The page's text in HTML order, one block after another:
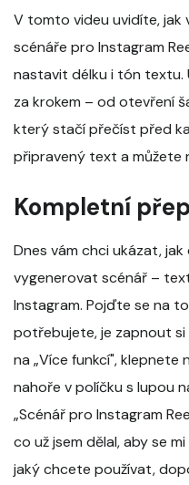
V tomto videu uvidíte, jak
scénáře pro Instagram
nastavit délku i tón textu.
za krokem – od otevření
který stačí přečíst před
připravený text a můžete
Kompletní
Dnes vám chci ukázat,
vygenerovat scénář –
Instagram. Pojďte se na
potřebujete, je zapnout
na „Více funkcí", klepnete
nahoře v políčku s lupou
„Scénář pro Instagram
co už jsem dělal, aby se
jaký chcete používat,